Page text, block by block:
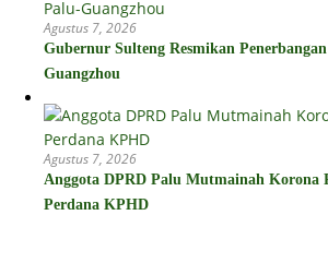
Agustus 7, 2026
Gubernur Sulteng Resmikan
Guangzhou
Agustus 7, 2026
Anggota DPRD Palu Mutmainah Korona
Perdana KPHD